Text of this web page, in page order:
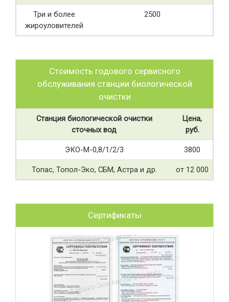
Три и более
жироуловителей
2500
Стоимость годового сервисного
обслуживания станции биологической
очистки
Станция биологической очистки
сточных вод
Цена,
руб.
ЭКО-М-0,8/1/2/3 3800
Топас, Топол-Эко, СБМ, Астра и др. от 12 000
Сертификаты